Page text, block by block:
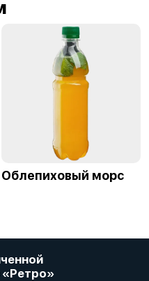
Облепиховый морс
«Ретро»